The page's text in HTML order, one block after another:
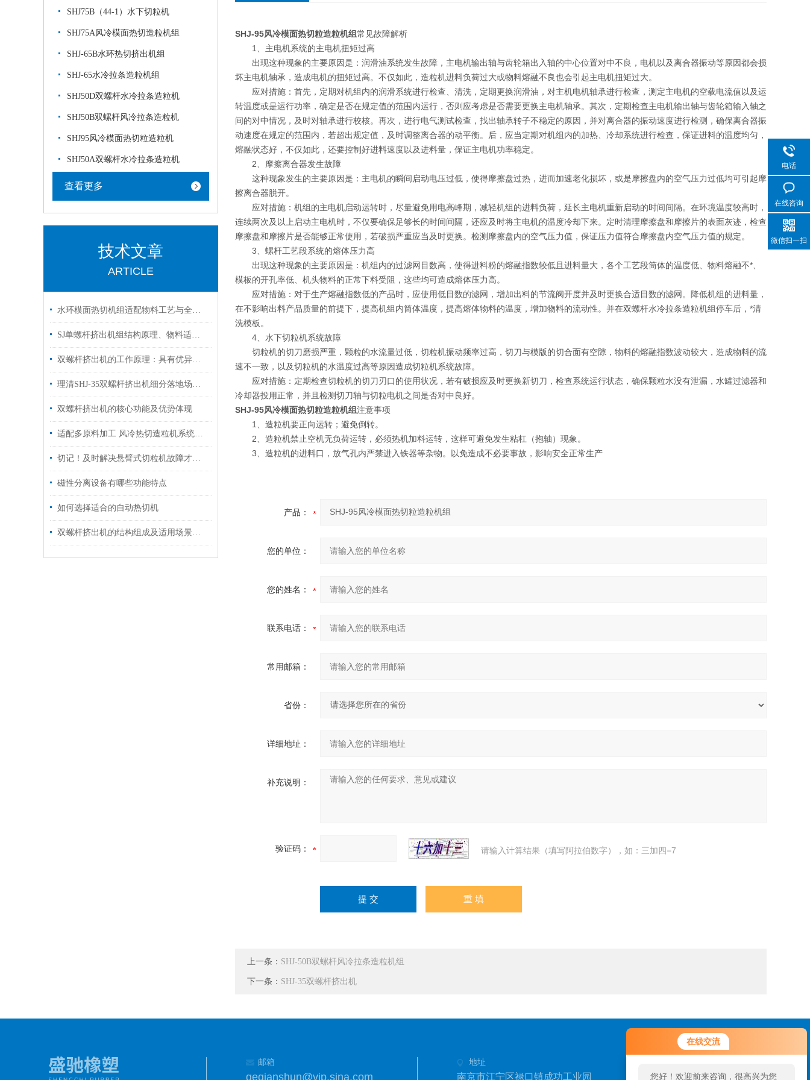
在线交流
您好！欢迎前来咨询，很高兴为您
SHJ75B（44-1）水下切粒机
SHJ75A风冷模面热切造粒机组
SHJ-65B水环热切挤出机组
SHJ-65水冷拉条造粒机组
SHJ50D双螺杆水冷拉条造粒机
SHJ50B双螺杆风冷拉条造粒机
SHJ95风冷模面热切粒造粒机
SHJ50A双螺杆水冷拉条造粒机
查看更多
技术文章
ARTICLE
水环模面热切机组适配物料工艺与全流程运维保养技术解析
SJ单螺杆挤出机组结构原理、物料适配与长期运维管控技术
双螺杆挤出机的工作原理：具有优异的混合均匀性
理清SHJ-35双螺杆挤出机细分落地场景匹配各类材料加工试验
双螺杆挤出机的核心功能及优势体现
适配多原料加工 风冷热切造粒机系统构成与工况应用
切记！及时解决悬臂式切粒机故障才能够保障颗粒成品规格统一
磁性分离设备有哪些功能特点
如何选择适合的自动热切机
双螺杆挤出机的结构组成及适用场景介绍
SHJ-95风冷模面热切粒造粒机组常见故障解析
1、主电机系统的主电机扭矩过高
出现这种现象的主要原因是：润滑油系统发生故障，主电机输出轴与齿轮箱出入轴的中心位置对中不良，电机以及离合器振动等原因都会损
坏主电机轴承，造成电机的扭矩过高。不仅如此，造粒机进料负荷过大或物料熔融不良也会引起主电机扭矩过大。
应对措施：首先，定期对机组内的润滑系统进行检查、清洗，定期更换润滑油，对主机电机轴承进行检查，测定主电机的空载电流值以及运
转温度或是运行功率，确定是否在规定值的范围内运行，否则应考虑是否需要更换主电机轴承。其次，定期检查主电机输出轴与齿轮箱输入轴之
间的对中情况，及时对轴承进行校核。再次，进行电气测试检查，找出轴承转子不稳定的原因，并对离合器的振动速度进行检测，确保离合器振
动速度在规定的范围内，若超出规定值，及时调整离合器的动平衡。后，应当定期对机组内的加热、冷却系统进行检查，保证进料的温度均匀，
熔融状态好，不仅如此，还要控制好进料速度以及进料量，保证主电机功率稳定。
2、摩擦离合器发生故障
这种现象发生的主要原因是：主电机的瞬间启动电压过低，使得摩擦盘过热，进而加速老化损坏，或是摩擦盘内的空气压力过低均可引起摩
擦离合器脱开。
应对措施：机组的主电机启动运转时，尽量避免用电高峰期，减轻机组的进料负荷，延长主电机重新启动的时间间隔。在环境温度较高时，
连续两次及以上启动主电机时，不仅要确保足够长的时间间隔，还应及时将主电机的温度冷却下来。定时清理摩擦盘和摩擦片的表面灰迹，检查
摩擦盘和摩擦片是否能够正常使用，若破损严重应当及时更换。检测摩擦盘内的空气压力值，保证压力值符合摩擦盘内空气压力值的规定。
3、螺杆工艺段系统的熔体压力高
出现这种现象的主要原因是：机组内的过滤网目数高，使得进料粉的熔融指数较低且进料量大，各个工艺段筒体的温度低、物料熔融不*、
模板的开孔率低、机头物料的正常下料受阻，这些均可造成熔体压力高。
应对措施：对于生产熔融指数低的产品时，应使用低目数的滤网，增加出料的节流阀开度并及时更换合适目数的滤网。降低机组的进料量，
在不影响出料产品质量的前提下，提高机组内筒体温度，提高熔体物料的温度，增加物料的流动性。并在双螺杆水冷拉条造粒机组停车后，*清
洗模板。
4、水下切粒机系统故障
切粒机的切刀磨损严重，颗粒的水流量过低，切粒机振动频率过高，切刀与模版的切合面有空隙，物料的熔融指数波动较大，造成物料的流
速不一致，以及切粒机的水温度过高等原因造成切粒机系统故障。
应对措施：定期检查切粒机的切刀刃口的使用状况，若有破损应及时更换新切刀，检查系统运行状态，确保颗粒水没有泄漏，水罐过滤器和
冷却器投用正常，并且检测切刀轴与切粒电机之间是否对中良好。
SHJ-95风冷模面热切粒造粒机组注意事项
1、造粒机要正向运转；避免倒转。
2、造粒机禁止空机无负荷运转，必须热机加料运转，这样可避免发生粘杠（抱轴）现象。
3、造粒机的进料口，放气孔内严禁进入铁器等杂物。以免造成不必要事故，影响安全正常生产
产品：
您的单位：
您的姓名：
联系电话：
常用邮箱：
省份：
详细地址：
补充说明：
验证码： 请输入计算结果（填写阿拉伯数字），如：三加四=7
上一条： SHJ-50B双螺杆风冷拉条造粒机组
下一条： SHJ-35双螺杆挤出机
邮箱
geqianshun@vip.sina.com
地址
南京市江宁区禄口镇成功工业园
电话
在线咨询
微信扫一扫